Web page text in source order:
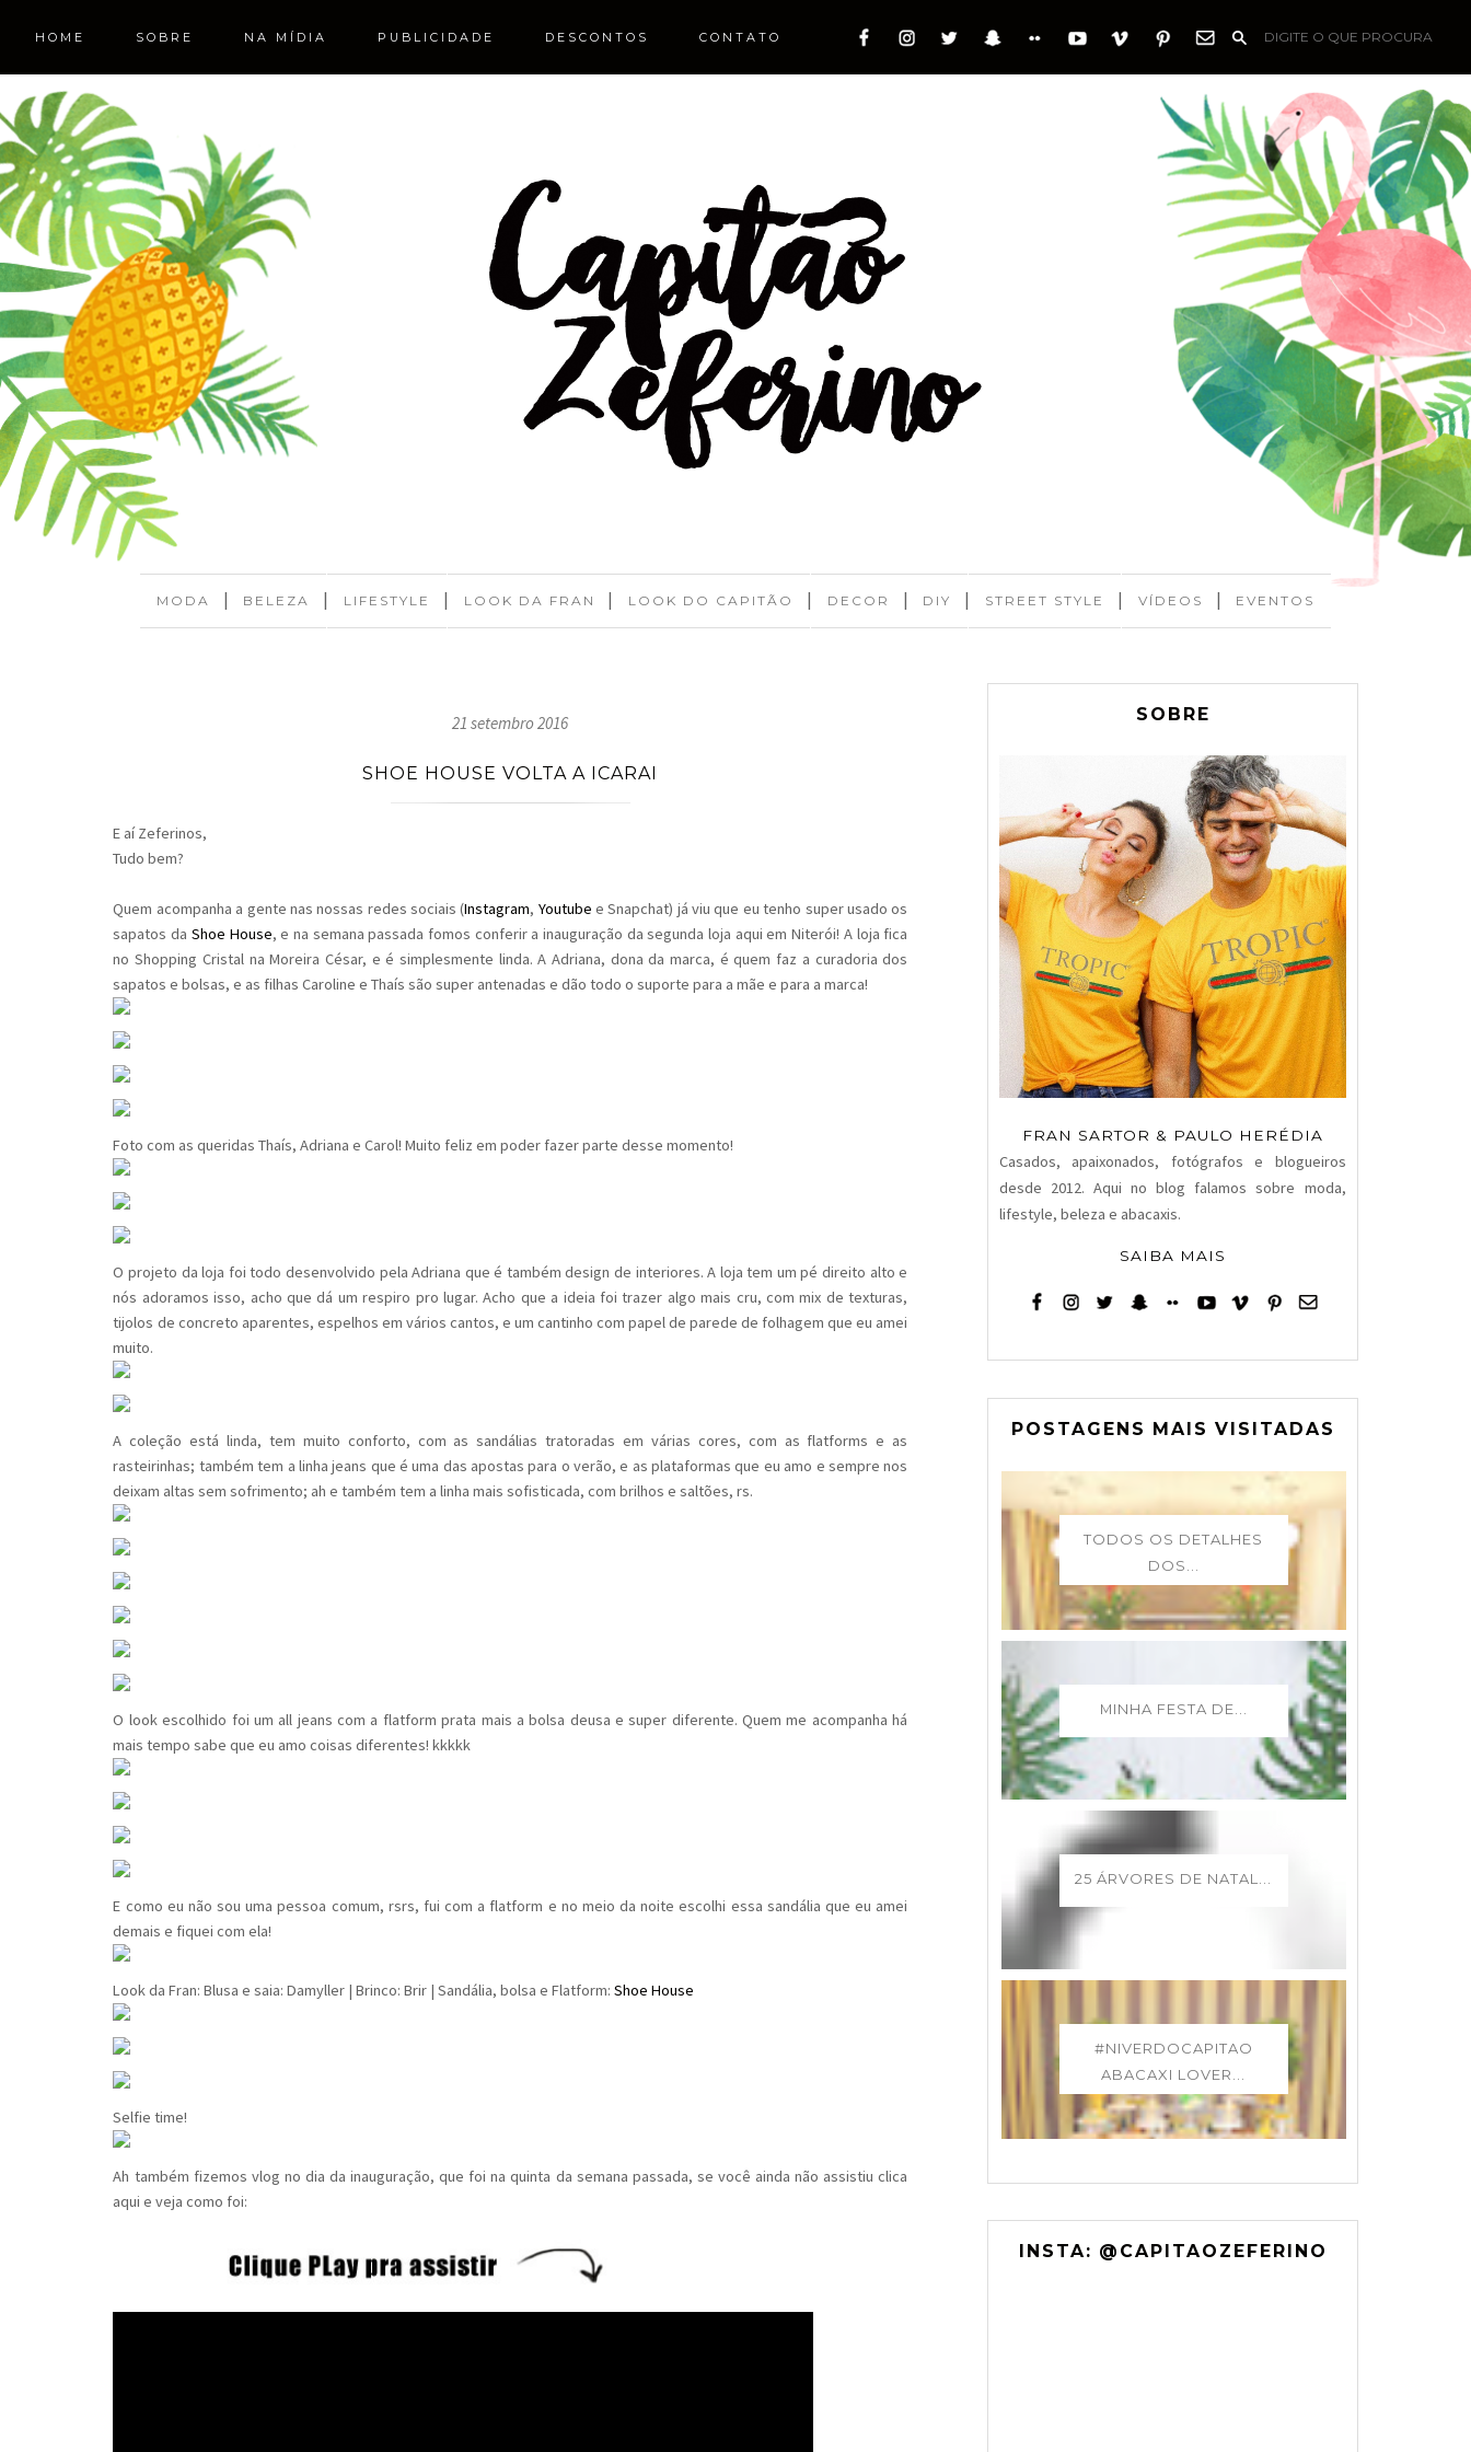
MODA | BELEZA | LIFESTYLE | LOOK DA FRAN | LOOK DO CAPITÃO | DECOR | DIY | STREET STYLE | VÍDEOS | EVENTOS
HOME SOBRE NA MÍDIA PUBLICIDADE DESCONTOS CONTATO
21 setembro 2016
SHOE HOUSE VOLTA A ICARAI
E aí Zeferinos,
Tudo bem?
Quem acompanha a gente nas nossas redes sociais (Instagram, Youtube e Snapchat) já viu que eu tenho super usado os
sapatos da Shoe House, e na semana passada fomos conferir a inauguração da segunda loja aqui em Niterói! A loja fica
no Shopping Cristal na Moreira César, e é simplesmente linda. A Adriana, dona da marca, é quem faz a curadoria dos
sapatos e bolsas, e as filhas Caroline e Thaís são super antenadas e dão todo o suporte para a mãe e para a marca!
Foto com as queridas Thaís, Adriana e Carol! Muito feliz em poder fazer parte desse momento!
O projeto da loja foi todo desenvolvido pela Adriana que é também design de interiores. A loja tem um pé direito alto e
nós adoramos isso, acho que dá um respiro pro lugar. Acho que a ideia foi trazer algo mais cru, com mix de texturas,
tijolos de concreto aparentes, espelhos em vários cantos, e um cantinho com papel de parede de folhagem que eu amei
muito.
A coleção está linda, tem muito conforto, com as sandálias tratoradas em várias cores, com as flatforms e as
rasteirinhas; também tem a linha jeans que é uma das apostas para o verão, e as plataformas que eu amo e sempre nos
deixam altas sem sofrimento; ah e também tem a linha mais sofisticada, com brilhos e saltões, rs.
O look escolhido foi um all jeans com a flatform prata mais a bolsa deusa e super diferente. Quem me acompanha há
mais tempo sabe que eu amo coisas diferentes! kkkkk
E como eu não sou uma pessoa comum, rsrs, fui com a flatform e no meio da noite escolhi essa sandália que eu amei
demais e fiquei com ela!
Look da Fran: Blusa e saia: Damyller | Brinco: Brir | Sandália, bolsa e Flatform:Shoe House
Selfie time!
Ah também fizemos vlog no dia da inauguração, que foi na quinta da semana passada, se você ainda não assistiu clica
aqui e veja como foi:
SOBRE
FRAN SARTOR & PAULO HERÉDIA
Casados, apaixonados, fotógrafos e blogueiros
desde 2012. Aqui no blog falamos sobre moda,
lifestyle, beleza e abacaxis.
SAIBA MAIS
POSTAGENS MAIS VISITADAS
TODOS OS DETALHES
DOS...
MINHA FESTA DE...
25 ÁRVORES DE NATAL...
#NIVERDOCAPITAO
ABACAXI LOVER...
INSTA: @CAPITAOZEFERINO